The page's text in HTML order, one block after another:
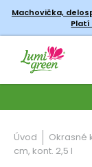
Machovička,
Platí
Úvod Okrasné
cm, kont. 2,5 l